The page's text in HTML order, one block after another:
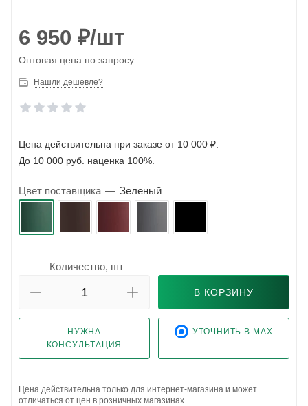
6 950 ₽/шт
Оптовая цена по запросу.
Нашли дешевле?
Цена действительна при заказе от 10 000 ₽.
До 10 000 руб. наценка 100%.
Цвет поставщика — Зеленый
Количество, шт
В КОРЗИНУ
НУЖНА
КОНСУЛЬТАЦИЯ
УТОЧНИТЬ В MAX
Цена действительна только для интернет-магазина и может
отличаться от цен в розничных магазинах.